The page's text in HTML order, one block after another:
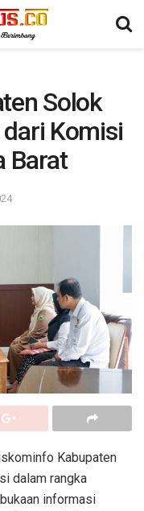
Solok
Komisi
Barat
Kabupaten
dalam rangka
informasi